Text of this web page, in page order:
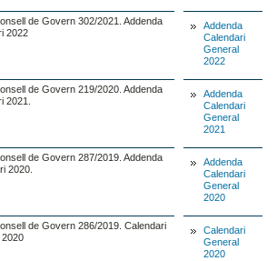
de Govern 302/2021. Addenda
2022
Addenda
Calendari
General
2022
de Govern 219/2020. Addenda
2021.
Addenda
Calendari
General
2021
de Govern 287/2019. Addenda
2020.
Addenda
Calendari
General
2020
de Govern 286/2019. Calendari
Calendari
General
2020